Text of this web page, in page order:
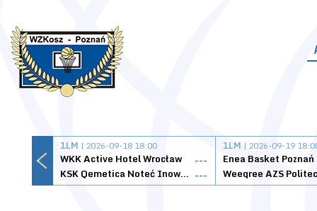
1LM | 2026-09-18 18:00
WKK Active Hotel Wrocław
---
KSK Qemetica Noteć Inowrocław ---
1LM | 2026-09-19
Enea Basket Poznań